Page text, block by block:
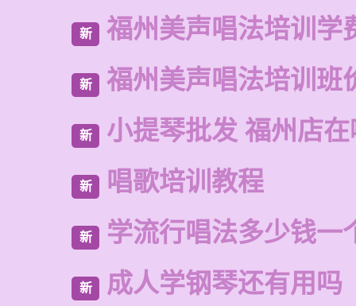
新 福州美声唱法培训学
新 福州美声唱法培训班
新 小提琴批发 福州店
新 唱歌培训教程
新 学流行唱法多少钱一
新 成人学钢琴还有用吗